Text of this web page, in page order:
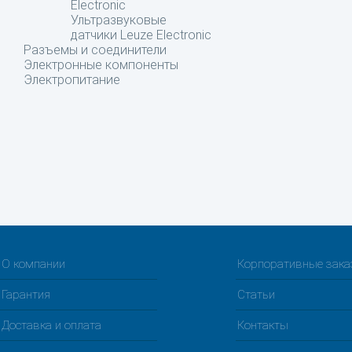
Electronic
Ультразвуковые
датчики Leuze Electronic
Разъемы и соединители
Электронные компоненты
Электропитание
О компании Корпоративные
Гарантия Статьи
Доставка и оплата Контакты